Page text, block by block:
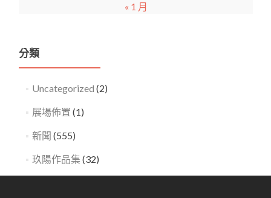
« 1 月
分類
Uncategorized (2)
展場佈置 (1)
新聞 (555)
玖陽作品集 (32)